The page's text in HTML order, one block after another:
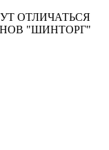
ОТЛИЧАТЬСЯ
"ШИНТОРГ"